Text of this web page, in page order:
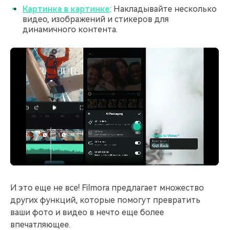
Картинка в картинке: Накладывайте несколько
видео, изображений и стикеров для
динамичного контента.
И это еще не все! Filmora предлагает множество
других функций, которые помогут превратить
ваши фото и видео в нечто еще более
впечатляющее.